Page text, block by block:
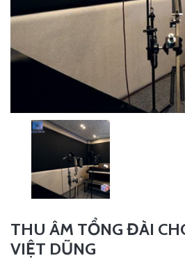
THU ÂM TỔNG ĐÀI
VIỆT DŨNG